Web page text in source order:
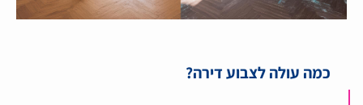
כמה עולה לצבוע דירה?